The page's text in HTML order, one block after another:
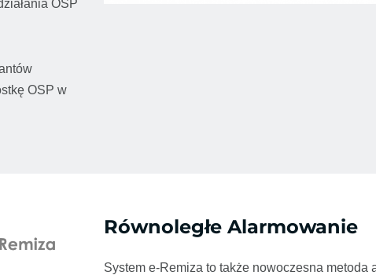
OSP
OSP w
Równoległe Alarmowanie
System e-Remiza to także nowoczesna metoda